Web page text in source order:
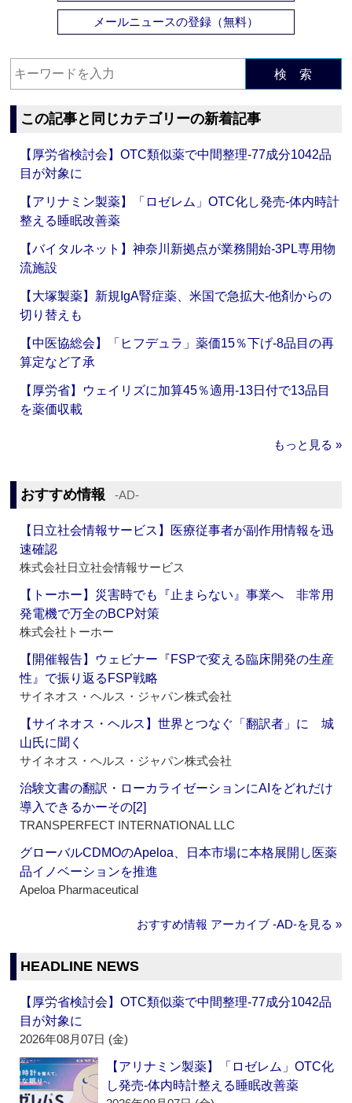
メールニュースの登録（無料）
検 索
この記事と同じカテゴリーの新着記事
【厚労省検討会】OTC類似薬で中間整理‐77成分1042品
目が対象に
【アリナミン製薬】「ロゼレム」OTC化し発売‐体内時計
整える睡眠改善薬
【バイタルネット】神奈川新拠点が業務開始‐3PL専用物
流施設
【大塚製薬】新規IgA腎症薬、米国で急拡大‐他剤からの
切り替えも
【中医協総会】「ヒフデュラ」薬価15％下げ‐8品目の再
算定など了承
【厚労省】ウェイリズに加算45％適用‐13日付で13品目
を薬価収載
もっと見る »
おすすめ情報 ‐AD‐
【日立社会情報サービス】医療従事者が副作用情報を迅
速確認
株式会社日立社会情報サービス
【トーホー】災害時でも『止まらない』事業へ 非常用
発電機で万全のBCP対策
株式会社トーホー
【開催報告】ウェビナー『FSPで変える臨床開発の生産
性』で振り返るFSP戦略
サイネオス・ヘルス・ジャパン株式会社
【サイネオス・ヘルス】世界とつなぐ「翻訳者」に 城
山氏に聞く
サイネオス・ヘルス・ジャパン株式会社
治験文書の翻訳・ローカライゼーションにAIをどれだけ
導入できるかーその[2]
TRANSPERFECT INTERNATIONAL LLC
グローバルCDMOのApeloa、日本市場に本格展開し医薬
品イノベーションを推進
Apeloa Pharmaceutical
おすすめ情報 アーカイブ ‐AD‐を見る »
HEADLINE NEWS
【厚労省検討会】OTC類似薬で中間整理‐77成分1042品
目が対象に
2026年08月07日 (金)
【アリナミン製薬】「ロゼレム」OTC化
し発売‐体内時計整える睡眠改善薬